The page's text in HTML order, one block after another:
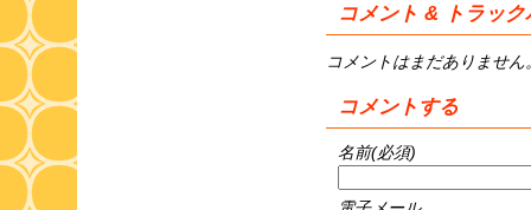
コメント & トラック
コメントはまだありません
コメントする
名前(必須)